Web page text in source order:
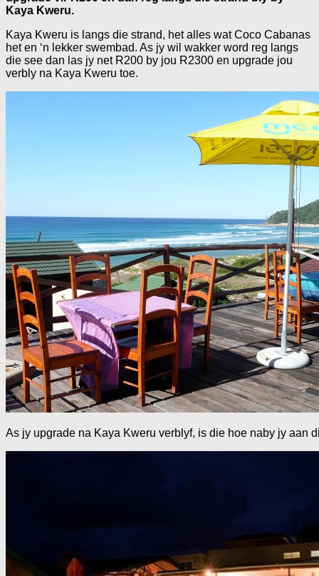
Kaya Kweru.
Kaya Kweru is langs die strand, het alles wat Coco Cabanas
het en ‘n lekker swembad. As jy wil wakker word reg langs
die see dan las jy net R200 by jou R2300 en upgrade jou
verbly na Kaya Kweru toe.
As jy upgrade na Kaya Kweru verblyf, is die hoe naby jy aan